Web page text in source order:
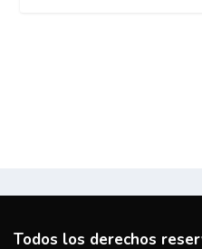
Todos los derechos